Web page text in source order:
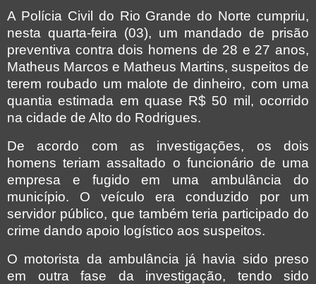
A Polícia Civil do Rio Grande do Norte cumpriu,
nesta quarta-feira (03), um mandado de prisão
preventiva contra dois homens de 28 e 27 anos,
Matheus Marcos e Matheus Martins, suspeitos de
terem roubado um malote de dinheiro, com uma
quantia estimada em quase R$ 50 mil, ocorrido
na cidade de Alto do Rodrigues.
De acordo com as investigações, os dois
homens teriam assaltado o funcionário de uma
empresa e fugido em uma ambulância do
município. O veículo era conduzido por um
servidor público, que também teria participado do
crime dando apoio logístico aos suspeitos.
O motorista da ambulância já havia sido preso
em outra fase da investigação, tendo sido